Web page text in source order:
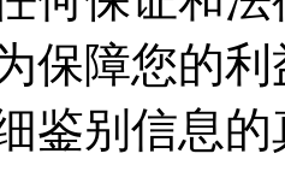
保障您的
鉴别信息